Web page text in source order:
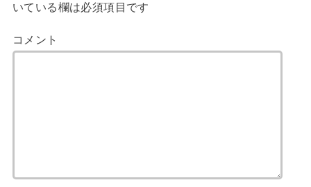
いている欄は必須項目です
コメント